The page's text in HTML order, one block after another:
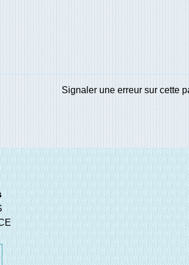
Signaler une erreur sur cette